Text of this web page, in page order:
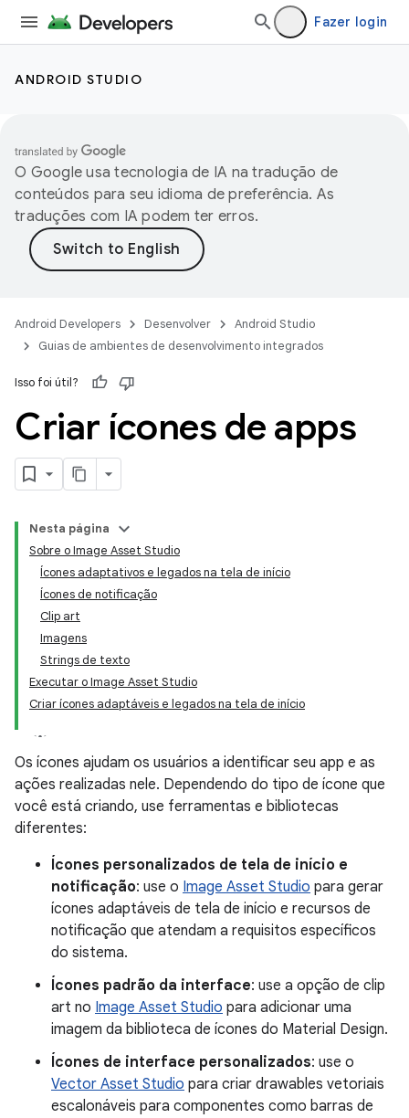
Fazer login
ANDROID STUDIO
O Google usa tecnologia de IA na tradução de
conteúdos para seu idioma de preferência. As
traduções com IA podem ter erros.
Android Developers Desenvolver
Android Studio
Guias de ambientes de desenvolvimento integrados
Isso foi útil?
Criar ícones de apps
Nesta página
Sobre o Image Asset Studio
Ícones adaptativos e legados na tela de início
Ícones de notificação
Clip art
Imagens
Strings de texto
Executar o Image Asset Studio
Criar ícones adaptáveis e legados na tela de início
Os ícones ajudam os usuários a identificar seu app e as
ações realizadas nele. Dependendo do tipo de ícone que
você está criando, use ferramentas e bibliotecas
diferentes:
Ícones personalizados de tela de início e
notificação: use o Image Asset Studio para gerar
ícones adaptáveis de tela de início e recursos de
notificação que atendam a requisitos específicos
do sistema.
Ícones padrão da interface: use a opção de clip
art no Image Asset Studio para adicionar uma
imagem da biblioteca de ícones do Material Design.
Ícones de interface personalizados: use o
Vector Asset Studio para criar drawables vetoriais
escalonáveis para componentes como barras de